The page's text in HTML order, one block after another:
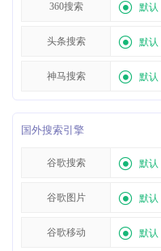
360搜索 默认
头条搜索 默认
神马搜索 默认
国外搜索引擎
谷歌搜索 默认
谷歌图片 默认
谷歌移动 默认